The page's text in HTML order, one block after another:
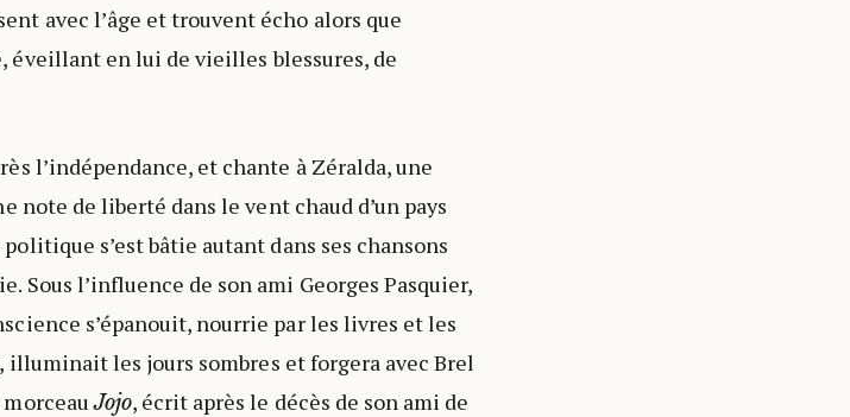
avec l’âge et trouvent écho alors que
éveillant en lui de vieilles blessures, de
l’indépendance, et chante à Zéralda, une
note de liberté dans le vent chaud d’un pays
s’est bâtie autant dans ses chansons
Sous l’influence de son ami Georges Pasquier,
s’épanouit, nourrie par les livres et les
illuminait les jours sombres et forgera avec Brel
Jojo, écrit après le décès de son ami de